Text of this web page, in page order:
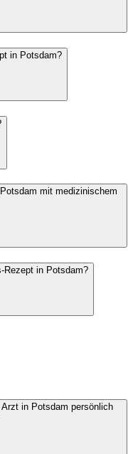
in Potsdam?
mit medizinischem
Rezept in Potsdam?
in Potsdam persönlich